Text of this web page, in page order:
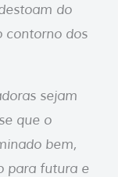
do
contorno dos
sejam
que o
bem,
para futura e